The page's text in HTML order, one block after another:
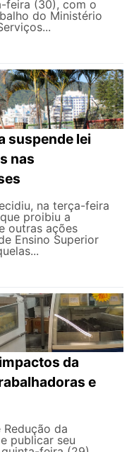
feira (30), com o
do Ministério
suspende lei
nas
na terça-feira
proibiu a
outras ações
Ensino Superior
da
e
Redução da
publicar seu